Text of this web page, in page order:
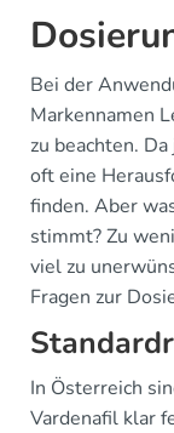
Bei der
Markennamen
zu beachten.
oft eine
finden. Aber
stimmt? Zu
viel zu
Fragen zur
In Österreich
Vardenafil klar